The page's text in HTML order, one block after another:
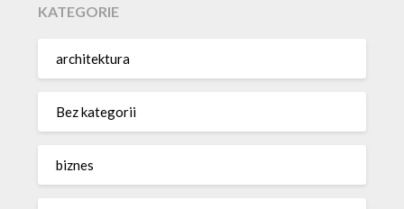
KATEGORIE
architektura
Bez kategorii
biznes